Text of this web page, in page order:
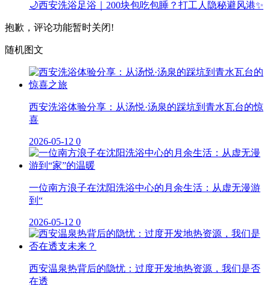
🌙西安洗浴足浴｜200块包吃包睡？打工人隐秘避风港✨
抱歉，评论功能暂时关闭!
随机图文
西安洗浴体验分享：从汤悦·汤泉的踩坑到青水瓦台的惊
喜
2026-05-12 0
一位南方浪子在沈阳洗浴中心的月余生活：从虚无漫游
到“
2026-05-12 0
西安温泉热背后的隐忧：过度开发地热资源，我们是否
在透